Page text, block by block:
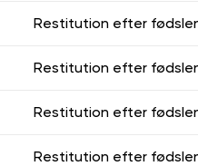
Restitution efter
Restitution efter
Restitution efter
Restitution efter